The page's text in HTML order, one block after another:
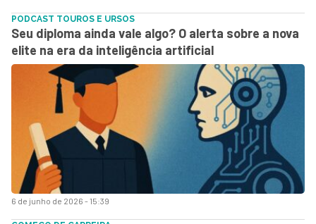
6 de junho de 2026 - 15:39
PODCAST TOUROS E URSOS
Seu diploma ainda vale algo? O alerta sobre a nova
elite na era da inteligência artificial